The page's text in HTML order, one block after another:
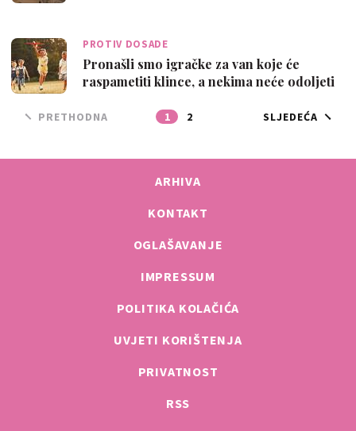
PROTIV DOSADE
Pronašli smo igračke za van koje će
raspametiti klince, a nekima neće odoljeti
PRETHODNA 1 2 SLJEDEĆA
ARHIVA
KONTAKT
OGLAŠAVANJE
IMPRESSUM
POLITIKA KOLAČIĆA
UVJETI KORIŠTENJA
PRIVATNOST
RSS